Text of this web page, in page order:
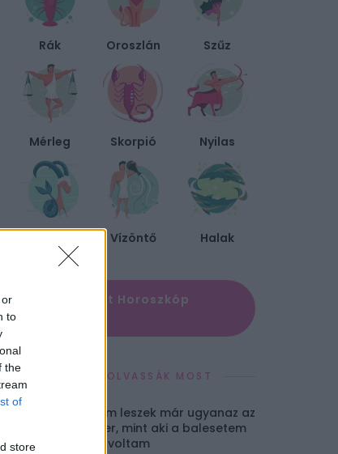
to
the
of
store
Rák Oroszlán Szűz
Mérleg Skorpió Nyilas
Vízöntő Halak
✨ Megújult Horoszkóp
EZEKET OLVASSÁK MOST
Sosem leszek már ugyanaz az
ember, mint aki a balesetem
előtt voltam